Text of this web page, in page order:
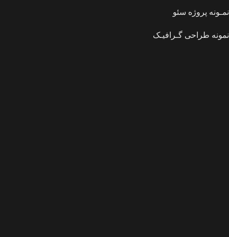
نمـونه پروژه سئو
نمونه طراحی گـرافیـک